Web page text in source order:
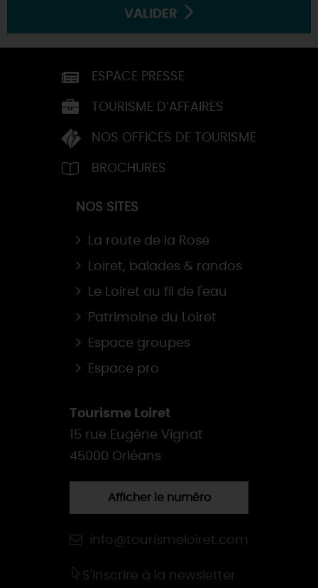
VALIDER
ESPACE PRESSE
TOURISME D’AFFAIRES
NOS OFFICES DE TOURISME
BROCHURES
NOS SITES
La route de la Rose
Loiret, balades & randos
Le Loiret au fil de l'eau
Patrimoine du Loiret
Espace groupes
Espace pro
Tourisme Loiret
15 rue Eugène Vignat
45000 Orléans
Afficher le numéro
info@tourismeloiret.com
S'inscrire à la newsletter